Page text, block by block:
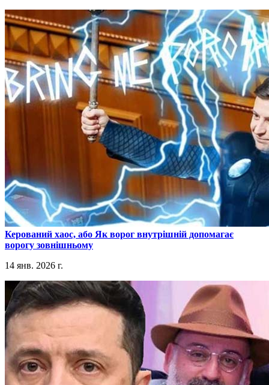
​Керований хаос, або Як ворог внутрішній допомагає
ворогу зовнішньому
14 янв. 2026 г.